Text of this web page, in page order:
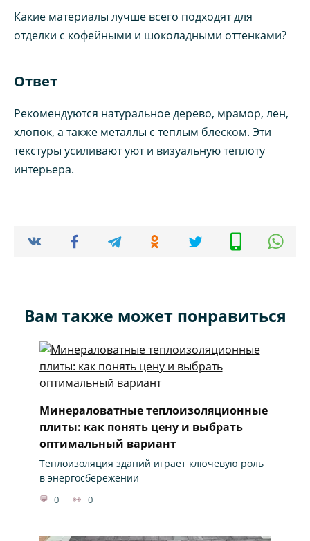
Какие материалы лучше всего подходят для
отделки с кофейными и шоколадными оттенками?
Ответ
Рекомендуются натуральное дерево, мрамор, лен,
хлопок, а также металлы с теплым блеском. Эти
текстуры усиливают уют и визуальную теплоту
интерьера.
Вам также может понравиться
Минераловатные теплоизоляционные
плиты: как понять цену и выбрать
оптимальный вариант
Теплоизоляция зданий играет ключевую роль
в энергосбережении
0 0